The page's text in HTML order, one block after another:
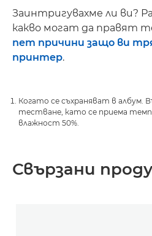
Заинтригувахме ли ви?
какво могат да правят
пет причини защо ви
принтер.
Когато се съхраняват в албум.
тестване, като се приема
влажност 50%.
Свързани